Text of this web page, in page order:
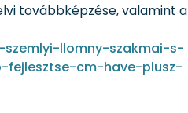
továbbképzése, valamint a
llomny-szakmai-s-
cm-have-plusz-